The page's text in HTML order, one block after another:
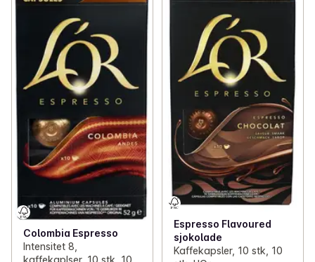
Colombia Espresso
Intensitet 8,
kaffekaplser, 10 stk, 10
Espresso Flavoured
sjokolade
Kaffekapsler, 10 stk, 10